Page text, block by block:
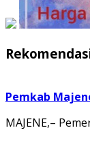
Pemkab
MAJENE,–